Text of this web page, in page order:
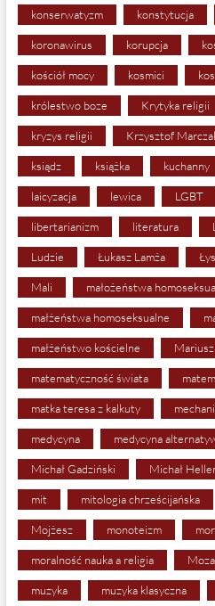
konserwatyzm konstytucja
koronawirus korupcja
kościół mocy kosmici
królestwo boze Krytyka religii
kryzys religii Krzysztof
ksiądz książka kuchanny
laicyzacja lewica LGBT
libertarianizm literatura
Ludzie Łukasz Lamża
Mali małożeństwa
małżeństwa homoseksualne
małżeństwo kościelne
matematyczność świata
matka teresa z kalkuty
medycyna medycyna
Michał Gadziński Michał
mit mitologia chrześcijańska
Mojżesz monoteizm
moralność nauka a religia
muzyka muzyka klasyczna